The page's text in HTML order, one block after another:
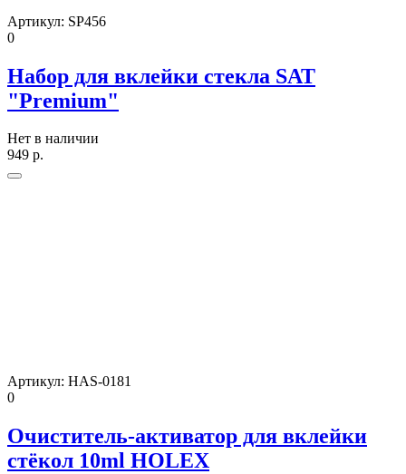
Артикул: SP456
0
Набор для вклейки стекла SAT
"Premium"
Нет в наличии
949 р.
Артикул: HAS-0181
0
Очиститель-активатор для вклейки
стёкол 10ml HOLEX